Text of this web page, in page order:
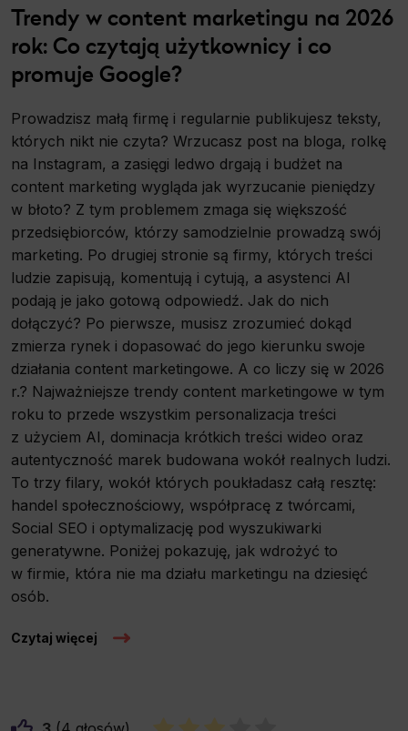
Trendy w content marketingu na 2026
rok: Co czytają użytkownicy i co
promuje Google?
Prowadzisz małą firmę i regularnie publikujesz teksty,
których nikt nie czyta? Wrzucasz post na bloga, rolkę
na Instagram, a zasięgi ledwo drgają i budżet na
content marketing wygląda jak wyrzucanie pieniędzy
w błoto? Z tym problemem zmaga się większość
przedsiębiorców, którzy samodzielnie prowadzą swój
marketing. Po drugiej stronie są firmy, których treści
ludzie zapisują, komentują i cytują, a asystenci AI
podają je jako gotową odpowiedź. Jak do nich
dołączyć? Po pierwsze, musisz zrozumieć dokąd
zmierza rynek i dopasować do jego kierunku swoje
działania content marketingowe. A co liczy się w 2026
r.? Najważniejsze trendy content marketingowe w tym
roku to przede wszystkim personalizacja treści
z użyciem AI, dominacja krótkich treści wideo oraz
autentyczność marek budowana wokół realnych ludzi.
To trzy filary, wokół których poukładasz całą resztę:
handel społecznościowy, współpracę z twórcami,
Social SEO i optymalizację pod wyszukiwarki
generatywne. Poniżej pokazuję, jak wdrożyć to
w firmie, która nie ma działu marketingu na dziesięć
osób.
Czytaj więcej